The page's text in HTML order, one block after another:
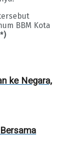
BBM Kota
ke Negara,